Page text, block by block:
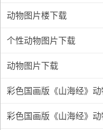
动物图片楼下载
个性动物图片下载
动物图片下载
彩色国画版《山海经》
彩色国画版《山海经》